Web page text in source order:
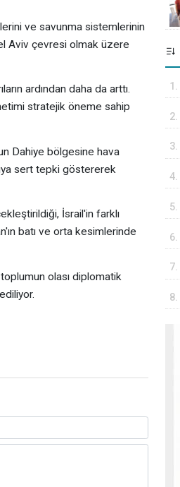
ve savunma sistemlerinin
Aviv çevresi olmak üzere
ardından daha da arttı.
stratejik öneme sahip
Dahiye bölgesine hava
sert tepki göstererek
İsrail'in farklı
batı ve orta kesimlerinde
toplumun olası diplomatik
1.
2.
3.
4.
5.
6.
7.
8.